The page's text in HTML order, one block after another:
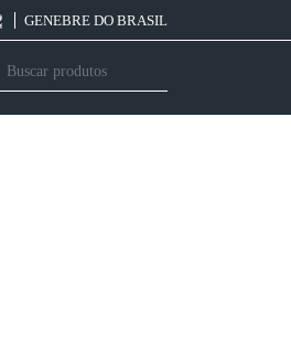
GENEBRE DO BRASIL